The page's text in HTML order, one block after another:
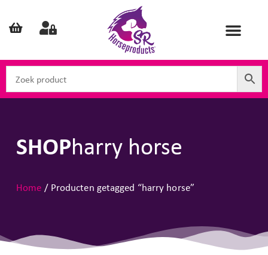
SHOPharry horse
Home / Producten getagged “harry horse”